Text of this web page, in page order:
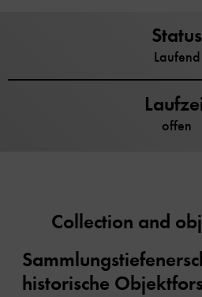
Status
Laufend
offen
Collection and
historische